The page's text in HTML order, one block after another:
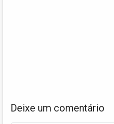
Deixe um comentário